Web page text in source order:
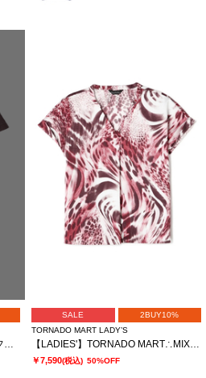
SALE
2BUY10%
TORNADO MART LADY’S
￥7,590(税込) 50%OFF